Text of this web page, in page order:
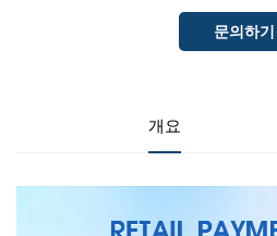
문의하기
개요